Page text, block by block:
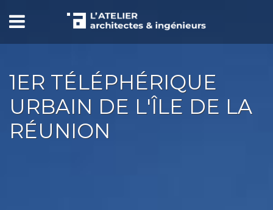
1ER TÉLÉPHÉRIQUE
URBAIN DE L'ÎLE DE LA
RÉUNION